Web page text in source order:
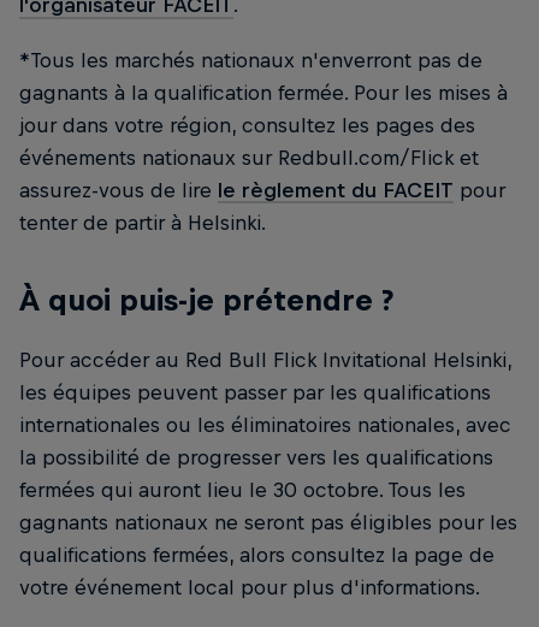
l'organisateur FACEIT.
*Tous les marchés nationaux n'enverront pas de
gagnants à la qualification fermée. Pour les mises à
jour dans votre région, consultez les pages des
événements nationaux sur Redbull.com/Flick et
assurez-vous de lire le règlement du FACEIT pour
tenter de partir à Helsinki.
À quoi puis-je prétendre ?
Pour accéder au Red Bull Flick Invitational Helsinki,
les équipes peuvent passer par les qualifications
internationales ou les éliminatoires nationales, avec
la possibilité de progresser vers les qualifications
fermées qui auront lieu le 30 octobre. Tous les
gagnants nationaux ne seront pas éligibles pour les
qualifications fermées, alors consultez la page de
votre événement local pour plus d'informations.